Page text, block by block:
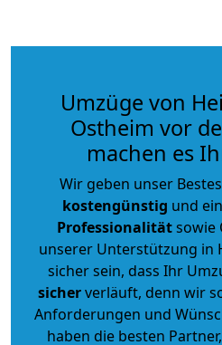
Umzüge von
Ostheim vor
machen es
Wir geben unser
kostengünstig und
Professionalitätsowie
unserer Unterstützung in
sicher sein, dass Ihr
sicherverläuft, denn wir
Anforderungen und
haben die besten